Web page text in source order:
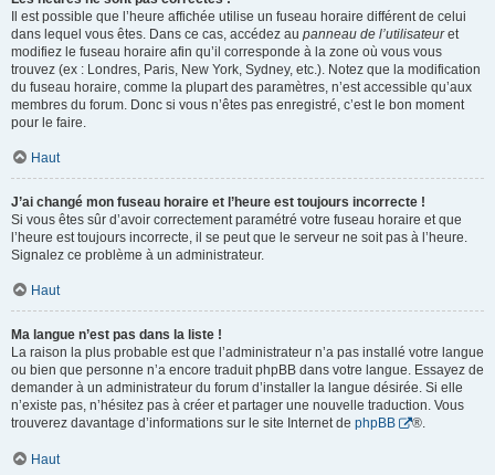
Il est possible que l’heure affichée utilise un fuseau horaire différent de celui
dans lequel vous êtes. Dans ce cas, accédez au panneau de l’utilisateuret
modifiez le fuseau horaire afin qu’il corresponde à la zone où vous vous
trouvez (ex : Londres, Paris, New York, Sydney, etc.). Notez que la modification
du fuseau horaire, comme la plupart des paramètres, n’est accessible qu’aux
membres du forum. Donc si vous n’êtes pas enregistré, c’est le bon moment
pour le faire.
Haut
J’ai changé mon fuseau horaire et l’heure est toujours incorrecte !
Si vous êtes sûr d’avoir correctement paramétré votre fuseau horaire et que
l’heure est toujours incorrecte, il se peut que le serveur ne soit pas à l’heure.
Signalez ce problème à un administrateur.
Haut
Ma langue n’est pas dans la liste !
La raison la plus probable est que l’administrateur n’a pas installé votre langue
ou bien que personne n’a encore traduit phpBB dans votre langue. Essayez de
demander à un administrateur du forum d’installer la langue désirée. Si elle
n’existe pas, n’hésitez pas à créer et partager une nouvelle traduction. Vous
trouverez davantage d’informations sur le site Internet de phpBB ®.
Haut